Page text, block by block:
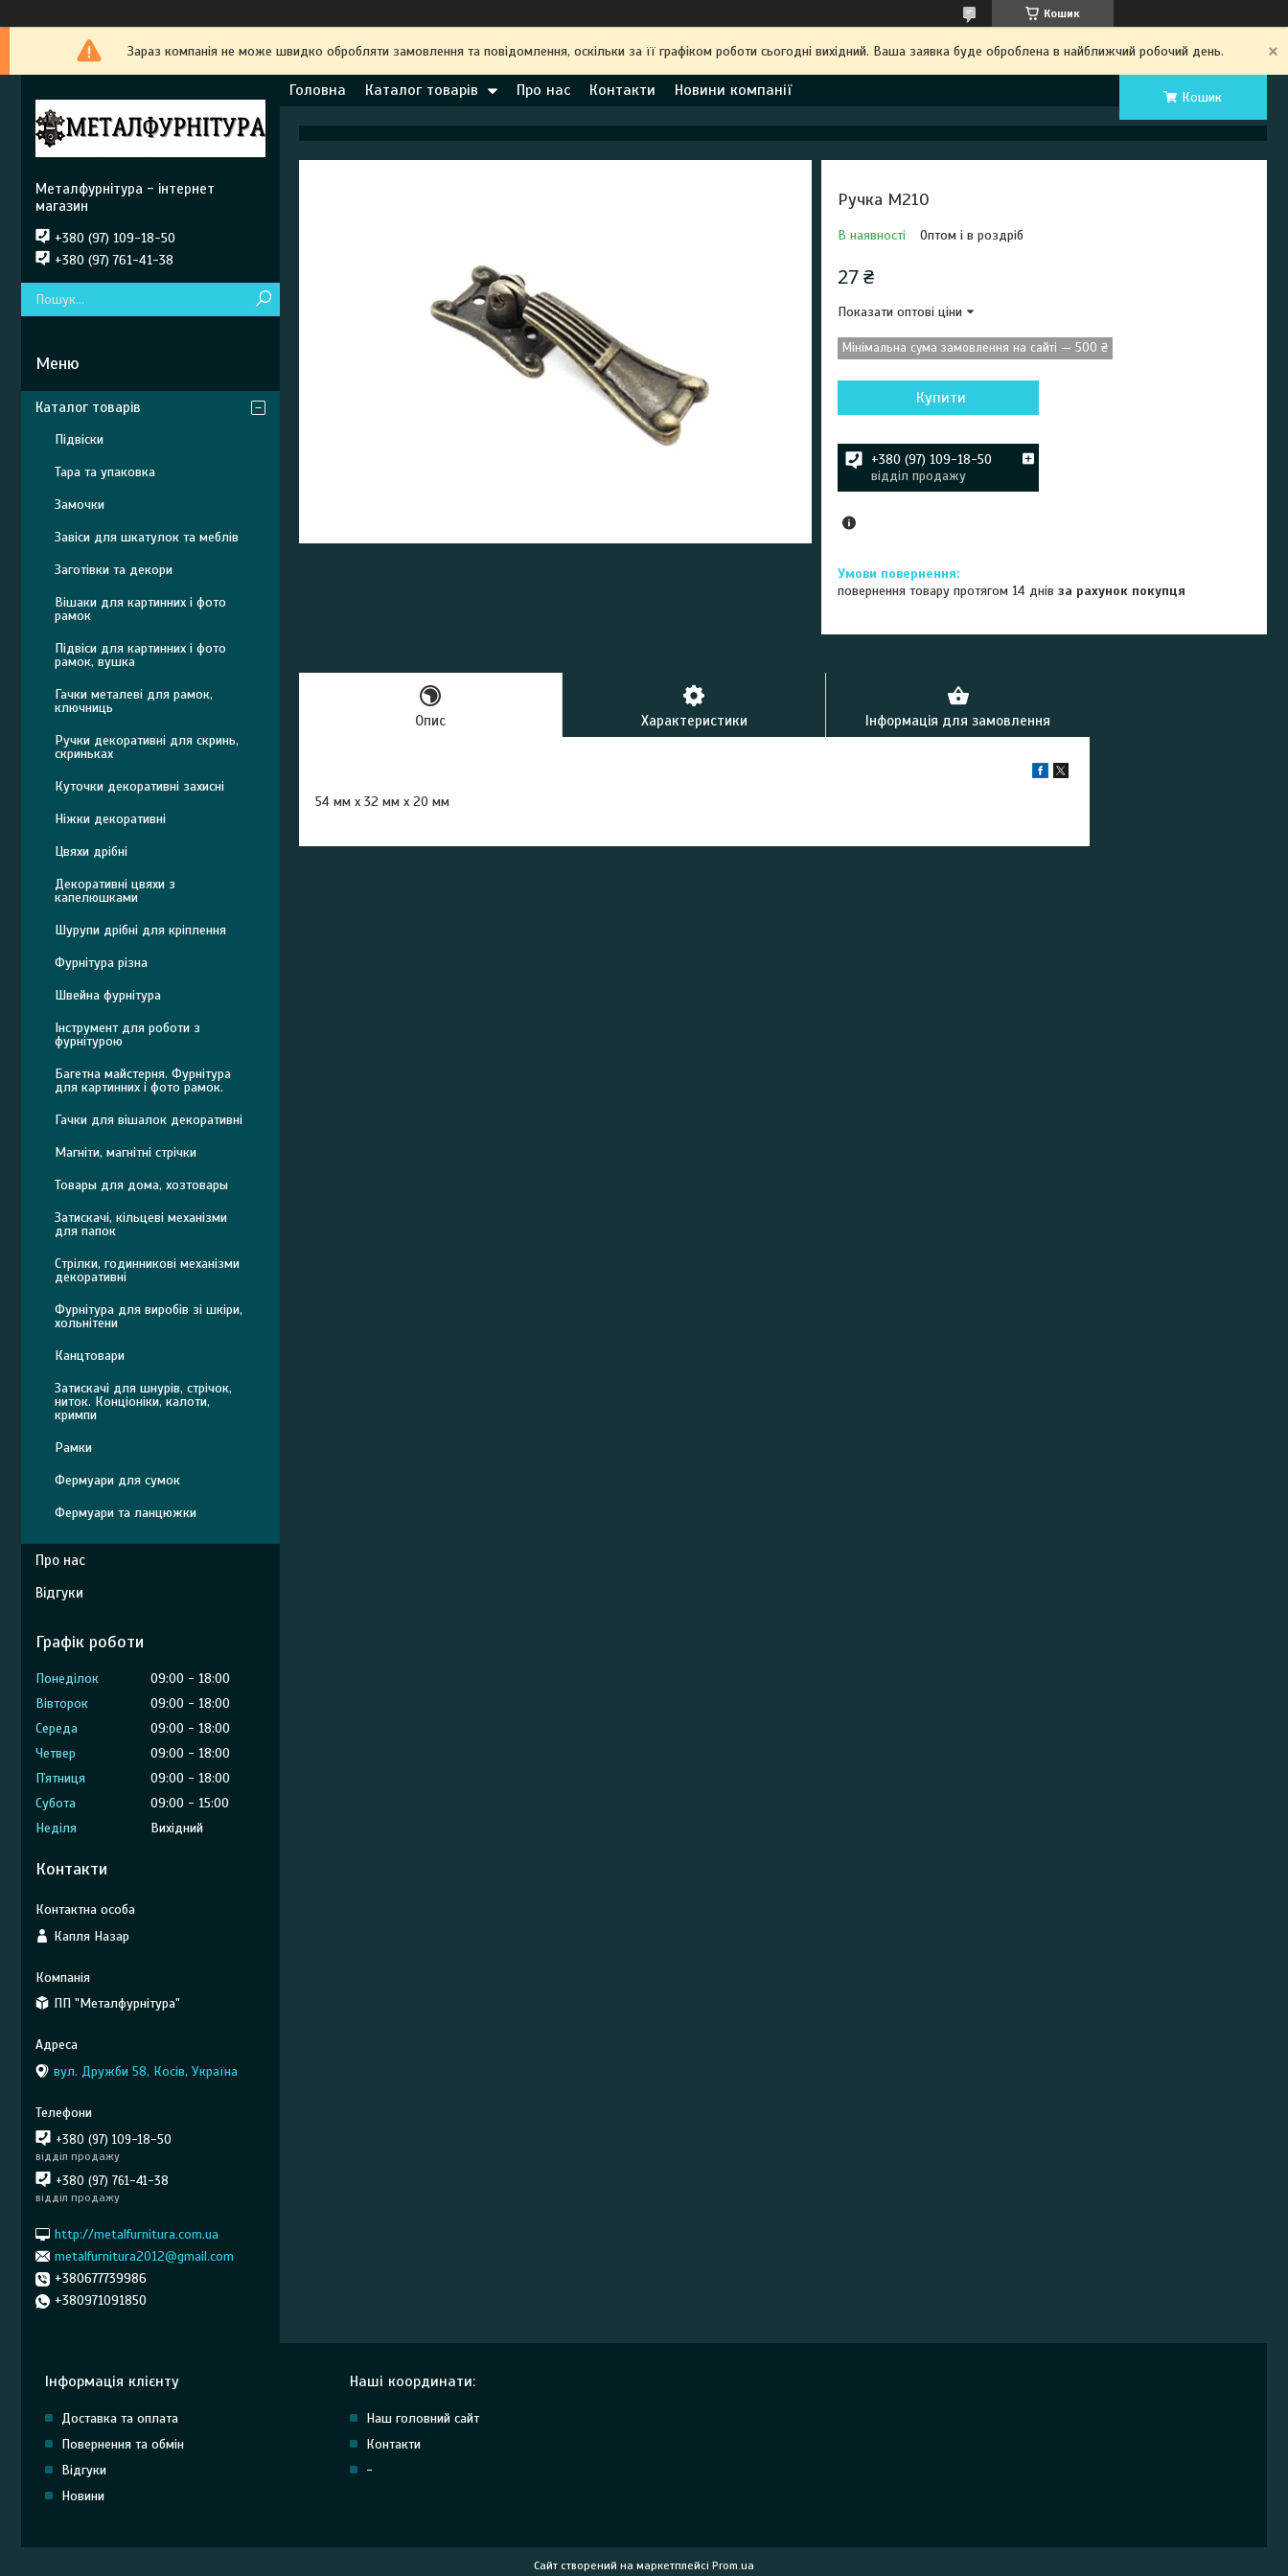
Кошик
Зараз компанія не може швидко обробляти замовлення та повідомлення, оскільки за її графіком роботи сьогодні вихідний. Ваша заявка буде оброблена в найближчий робочий день.
Головна Каталог товарів Про нас Контакти Новини компанії Кошик
Ручка М210
В наявності Оптом і в роздріб
27 ₴
Показати оптові ціни
Мінімальна сума замовлення на сайті — 500 ₴
Купити
+380 (97) 109-18-50
відділ продажу
повернення товару протягом 14 днівза рахунок покупця
Опис Характеристики Інформація для замовлення
54 мм х 32 мм х 20 мм
Металфурнітура - інтернет
магазин
+380 (97) 109-18-50
+380 (97) 761-41-38
Каталог товарів
Підвіски
Тара та упаковка
Замочки
Завіси для шкатулок та меблів
Заготівки та декори
Вішаки для картинних і фото
рамок
Підвіси для картинних і фото
рамок, вушка
Гачки металеві для рамок,
ключниць
Ручки декоративні для скринь,
скриньках
Куточки декоративні захисні
Ніжки декоративні
Цвяхи дрібні
Декоративні цвяхи з
капелюшками
Шурупи дрібні для кріплення
Фурнітура різна
Швейна фурнітура
Інструмент для роботи з
фурнітурою
Багетна майстерня. Фурнітура
для картинних і фото рамок.
Гачки для вішалок декоративні
Магніти, магнітні стрічки
Товары для дома, хозтовары
Затискачі, кільцеві механізми
для папок
Стрілки, годинникові механізми
декоративні
Фурнітура для виробів зі шкіри,
хольнітени
Канцтовари
Затискачі для шнурів, стрічок,
ниток. Конціоніки, калоти,
кримпи
Рамки
Фермуари для сумок
Фермуари та ланцюжки
Про нас
Відгуки
Графік роботи
Понеділок 09:00
18:00
Вівторок
09:00
18:00
Середа
09:00
18:00
Четвер
09:00
18:00
Пʼятниця
09:00
18:00
Субота
09:00
15:00
Неділя
Вихідний
Контакти
Капля Назар
ПП "Металфурнітура"
вул. Дружби 58, Косів, Україна
+380 (97) 109-18-50
відділ продажу
+380 (97) 761-41-38
відділ продажу
http://metalfurnitura.com.ua
metalfurnitura2012@gmail.com
+380677739986
+380971091850
Інформація клієнту
Доставка та оплата
Повернення та обмін
Відгуки
Новини
Наші координати:
Наш головний сайт
Контакти
-
Сайт створений на маркетплейсі Prom.ua